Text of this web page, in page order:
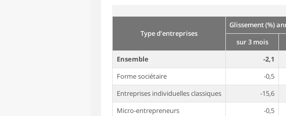
Type d’entreprises
Glissement (%)
sur 3 mois
Ensemble
-2,1
Forme sociétaire
-0,5
Entreprises individuelles classiques
-15,6
Micro-entrepreneurs
-0,5